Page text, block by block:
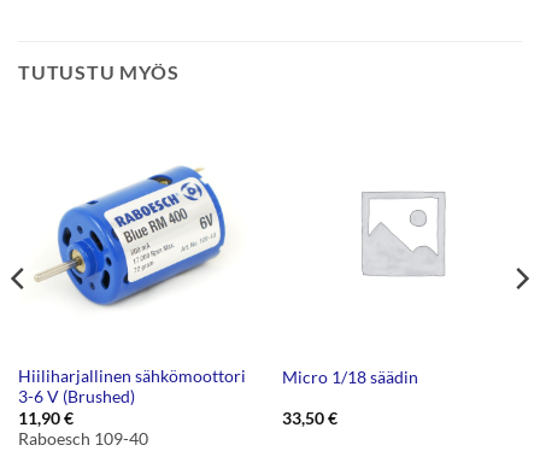
TUTUSTU MYÖS
Hiiliharjallinen sähkömoottori
3-6 V (Brushed)
11,90€
Raboesch 109-40
Micro 1/18 säädin
33,50€